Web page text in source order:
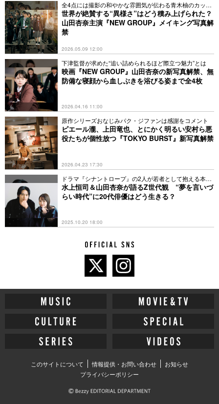
全4点には撮影の和やかな雰囲気が伝わる青木柚のカット
も
世界が絶賛する“異様さ”はどう積み上げられた？
山田杏奈主演『NEW GROUP』メイキング写真解
禁
2026.05.09 12:00
下津監督が求めた“追い詰められるほど際立つ魅力”とは
映画『NEW GROUP』山田杏奈の新写真解禁、無
防備な寝顔から血しぶきを浴びる姿まで全4枚
2026.04.16 11:00
原作シリーズおなじみパク・ジファンは感謝をコメント
ピエール瀧、上田竜也、とにかく明るい安村ら悪
役たちが個性放つ『TOKYO BURST』新写真解禁
2026.04.23 17:30
ドラマ『シナントロープ』の2人が若者として抱える本音
とは
水上恒司＆山田杏奈が語るZ世代観 “夢を言いづ
らい時代”に20代俳優はどう生きる？
2025.10.20 18:00
このサイトについて 情報提供・お問い合わせ
お知らせ
プライバシーポリシー